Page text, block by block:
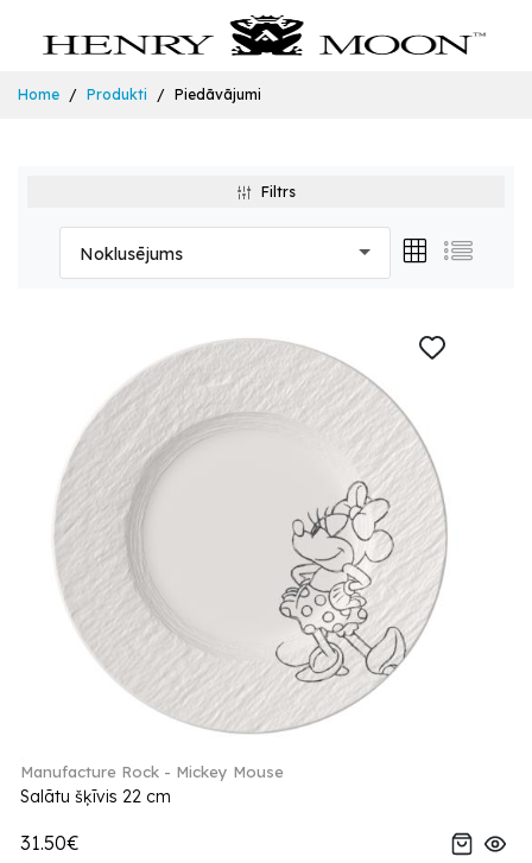
Home Produkti Piedāvājumi
Filtrs
Manufacture Rock - Mickey Mouse
Salātu šķīvis 22 cm
31.50€